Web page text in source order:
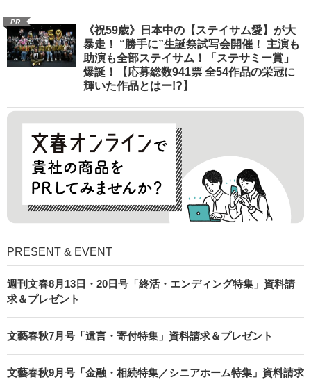
PR
《祝59歳》日本中の【ステイサム愛】が大
暴走！ “勝手に”生誕祭試写会開催！ 主演も
助演も全部ステイサム！「ステサミー賞」
爆誕！【応募総数941票 全54作品の栄冠に
輝いた作品とはー!?】
PRESENT & EVENT
週刊文春8月13日・20日号「終活・エンディング特集」資料請
求＆プレゼント
文藝春秋7月号「遺言・寄付特集」資料請求＆プレゼント
文藝春秋9月号「金融・相続特集／シニアホーム特集」資料請求